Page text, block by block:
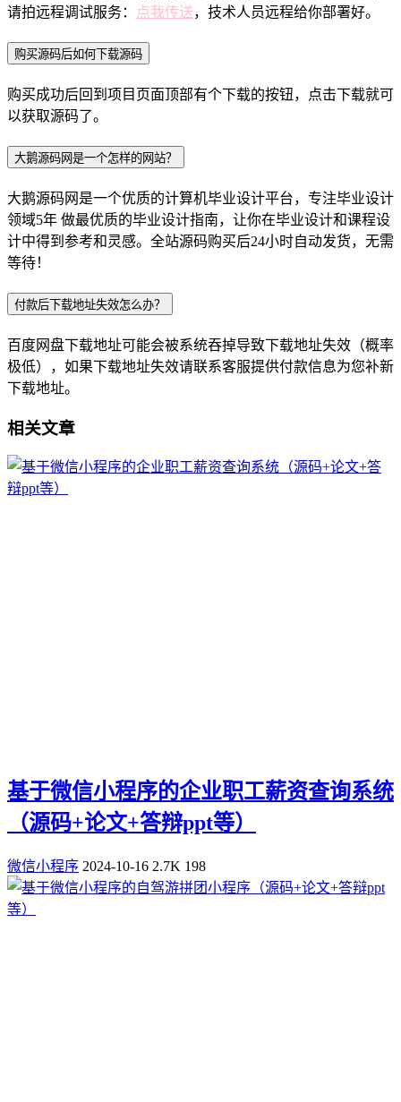
请拍远程调试服务：
点我传送，技术人员远程给你部署好。
购买源码后如何下载源码
购买成功后回到项目页面顶部有个下载的按钮，点击下载就可
以获取源码了。
大鹅源码网是一个怎样的网站？
大鹅源码网是一个优质的计算机毕业设计平台，专注毕业设计
领域5年 做最优质的毕业设计指南，让你在毕业设计和课程设
计中得到参考和灵感。全站源码购买后24小时自动发货，无需
等待！
付款后下载地址失效怎么办？
百度网盘下载地址可能会被系统吞掉导致下载地址失效（概率
极低），如果下载地址失效请联系客服提供付款信息为您补新
下载地址。
相关文章
基于微信小程序的企业职工薪资查询系统
（源码+论文+答辩ppt等）
微信小程序 2024-10-16 2.7K 198